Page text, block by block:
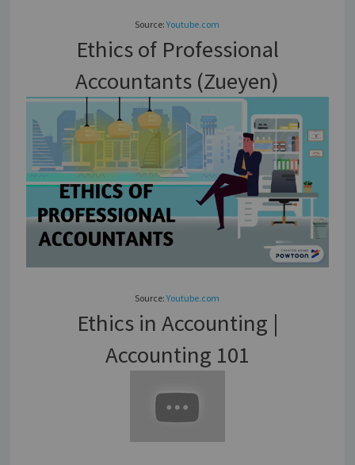
Source:Youtube.com
Ethics of Professional
Accountants (Zueyen)
Source:Youtube.com
Ethics in Accounting |
Accounting 101